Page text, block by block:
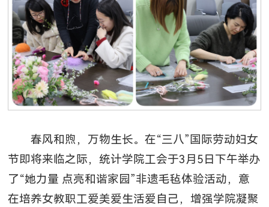
春风和煦，万物生长。在“三八”国际劳动妇女
节即将来临之际，统计学院工会于3月5日下午举办
了“她力量 点亮和谐家园”非遗毛毡体验活动，意
在培养女教职工爱美爱生活爱自己，增强学院凝聚